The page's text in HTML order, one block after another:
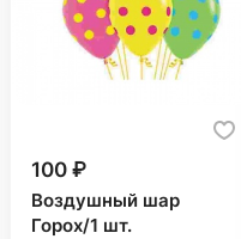
100 ₽
Воздушный шар
Горох/1 шт.